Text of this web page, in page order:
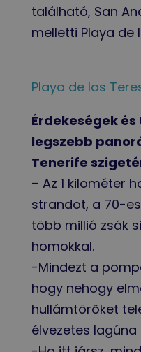
található, San
melletti Playa de
Playa de las
Érdekeségek
legszebb
Tenerife
– Az 1 kilométer
strandot, a 70-
több millió zsák
homokkal.
-Mindezt a
hogy nehogy
hullámtörőket
élvezetes lagúna